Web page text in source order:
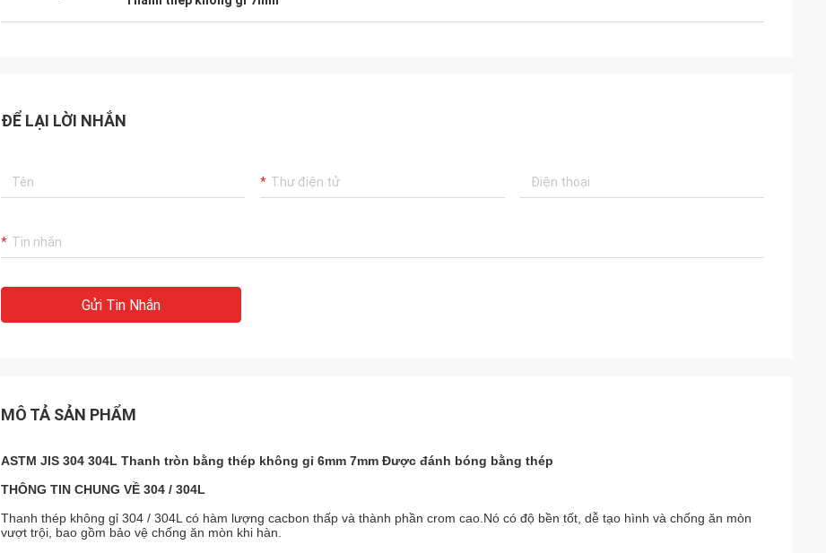
ĐỂ LẠI LỜI NHẮN
Gửi Tin Nhắn
MÔ TẢ SẢN PHẨM
ASTM JIS 304 304L Thanh tròn bằng thép không gỉ 6mm 7mm Được đánh bóng bằng thép
THÔNG TIN CHUNG VỀ 304 / 304L
Thanh thép không gỉ 304 / 304L có hàm lượng cacbon thấp và thành phần crom cao.Nó có độ bền tốt, dễ tạo hình và chống ăn mòn
vượt trội, bao gồm bảo vệ chống ăn mòn khi hàn.